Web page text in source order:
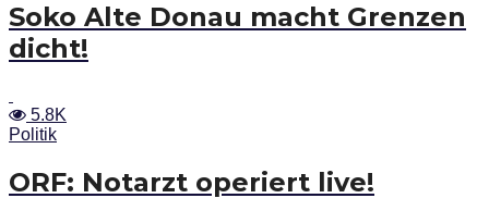
Soko Alte Donau macht Grenzen
dicht!
5.8K
Politik
ORF: Notarzt operiert live!